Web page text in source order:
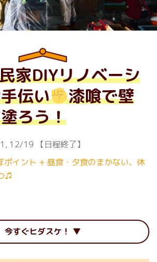
家DIYリノベーシ
伝い
漆喰で壁
ろう！
12/19
【日程終了】
ポイント + 昼食・夕食のまかない、休
♫
今すぐヒダスケ！